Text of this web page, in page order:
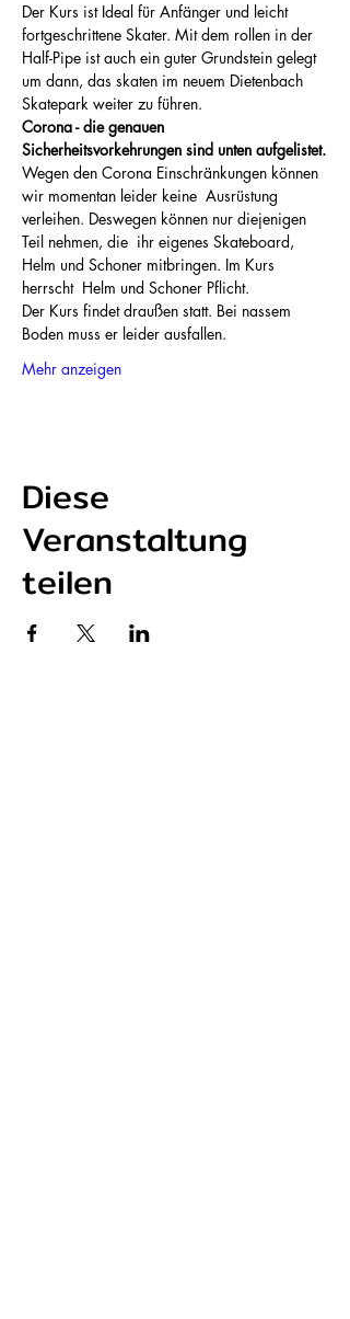
Der Kurs ist Ideal für Anfänger und leicht
fortgeschrittene Skater. Mit dem rollen in der
Half-Pipe ist auch ein guter Grundstein gelegt
um dann, das skaten im neuem Dietenbach
Skatepark weiter zu führen.
Corona - die genauen
Sicherheitsvorkehrungen sind unten aufgelistet.
Wegen den Corona Einschränkungen können
wir momentan leider keine  Ausrüstung
verleihen. Deswegen können nur diejenigen
Teil nehmen, die  ihr eigenes Skateboard,
Helm und Schoner mitbringen. Im Kurs
herrscht  Helm und Schoner Pflicht.
Der Kurs findet draußen statt. Bei nassem
Boden muss er leider ausfallen.
Mehr anzeigen
Diese
Veranstaltung
teilen